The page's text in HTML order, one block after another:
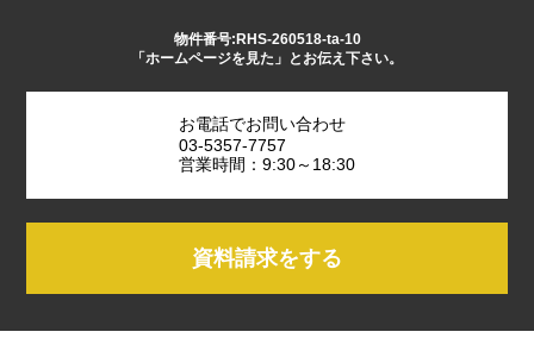
物件番号:RHS-260518-ta-10
「ホームページを見た」とお伝え下さい。
お電話でお問い合わせ
03-5357-7757
営業時間：9:30～18:30
資料請求をする